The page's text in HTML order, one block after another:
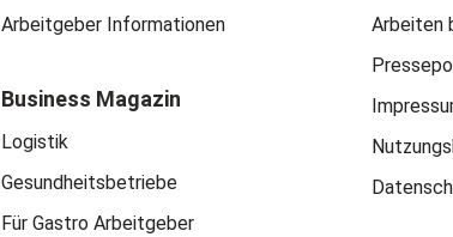
Arbeitgeber Informationen
Business Magazin
Logistik
Gesundheitsbetriebe
Für Gastro Arbeitgeber
Arbeiten